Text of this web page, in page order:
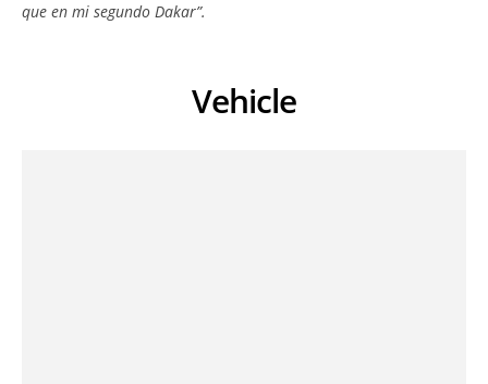
que en mi segundo Dakar”.
Vehicle